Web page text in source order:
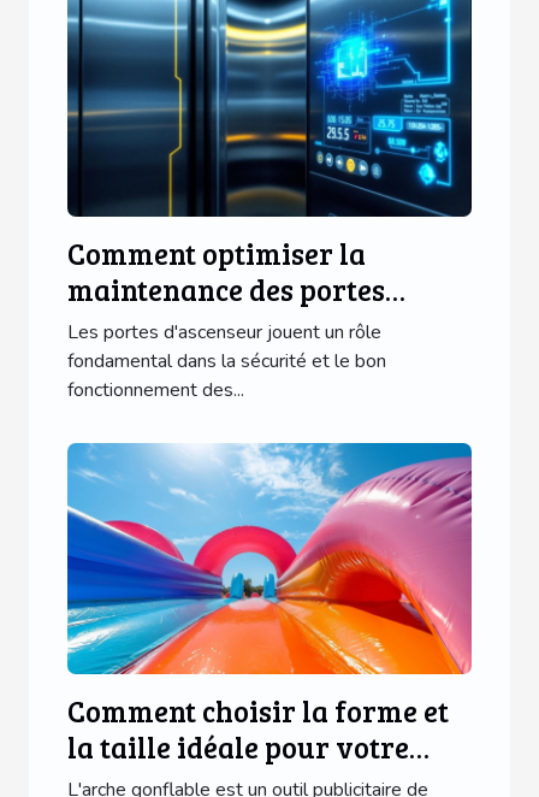
Comment optimiser la
maintenance des portes
d'ascenseur avec des
technologies modernes ?
Les portes d'ascenseur jouent un rôle
fondamental dans la sécurité et le bon
fonctionnement des...
Comment choisir la forme et
la taille idéale pour votre
arche gonflable
L'arche gonflable est un outil publicitaire de